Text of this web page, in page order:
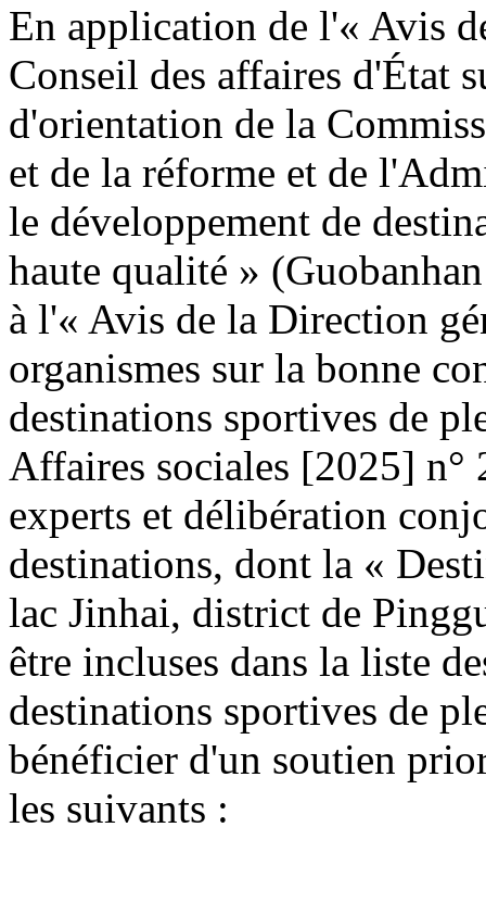
En application de l'« Avis
Conseil des affaires d'État
d'orientation de la
et de la réforme et de
le développement de
haute qualité »
à l'« Avis de la Direction
organismes sur la bonne
destinations sportives de
Affaires sociales [2025] n°
experts et délibération
destinations, dont la «
lac Jinhai, district de
être incluses dans la liste
destinations sportives de
bénéficier d'un soutien
les suivants :